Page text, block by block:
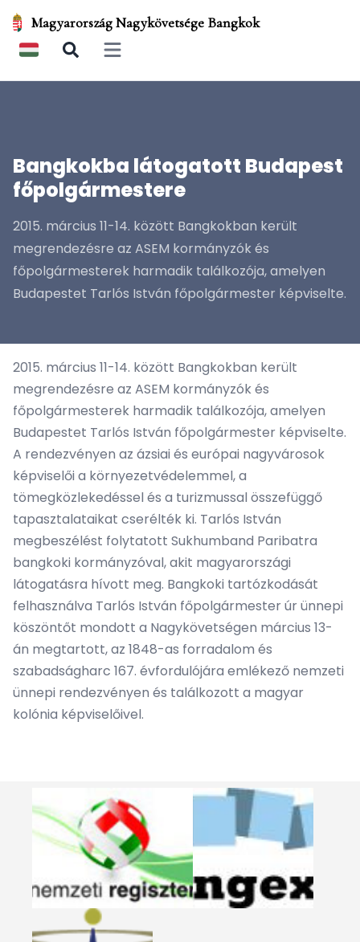
Magyarország Nagykövetsége Bangkok
Open main menu
Bangkokba látogatott Budapest
főpolgármestere
2015. március 11-14. között Bangkokban került
megrendezésre az ASEM kormányzók és
főpolgármesterek harmadik találkozója, amelyen
Budapestet Tarlós István főpolgármester képviselte.
2015. március 11-14. között Bangkokban került
megrendezésre az ASEM kormányzók és
főpolgármesterek harmadik találkozója, amelyen
Budapestet Tarlós István főpolgármester képviselte.
A rendezvényen az ázsiai és európai nagyvárosok
képviselői a környezetvédelemmel, a
tömegközlekedéssel és a turizmussal összefüggő
tapasztalataikat cserélték ki. Tarlós István
megbeszélést folytatott Sukhumband Paribatra
bangkoki kormányzóval, akit magyarországi
látogatásra hívott meg. Bangkoki tartózkodását
felhasználva Tarlós István főpolgármester úr ünnepi
köszöntőt mondott a Nagykövetségen március 13-
án megtartott, az 1848-as forradalom és
szabadságharc 167. évfordulójára emlékező nemzeti
ünnepi rendezvényen és találkozott a magyar
kolónia képviselőivel.